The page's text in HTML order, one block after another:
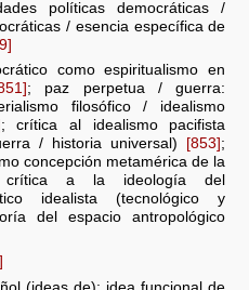
políticas democráticas /
/ esencia específica de
como espiritualismo en
; paz perpetua / guerra:
filosófico / idealismo
; crítica al idealismo pacifista
/ historia universal)
[853] ;
concepción metamérica de la
a la ideología del
idealista (tecnológico y
del espacio antropológico